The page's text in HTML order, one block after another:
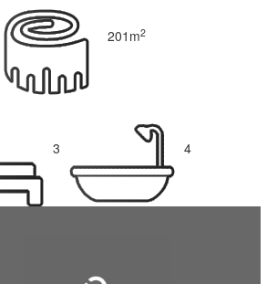
201m2
3 4